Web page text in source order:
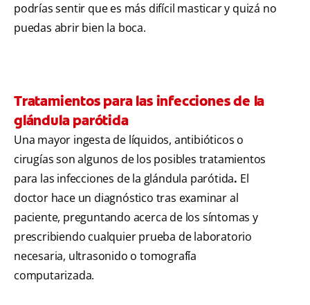
podrías sentir que es más difícil masticar y quizá no
puedas abrir bien la boca.
Tratamientos para las infecciones de la
glándula parótida
Una mayor ingesta de líquidos, antibióticos o
cirugías son algunos de los posibles tratamientos
para las infecciones de la glándula parótida. El
doctor hace un diagnóstico tras examinar al
paciente, preguntando acerca de los síntomas y
prescribiendo cualquier prueba de laboratorio
necesaria, ultrasonido o tomografía
computarizada.